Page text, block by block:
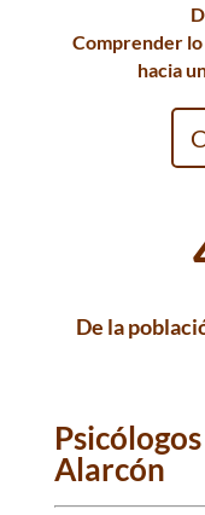
Comprender lo
hacia
De la
Alarcón